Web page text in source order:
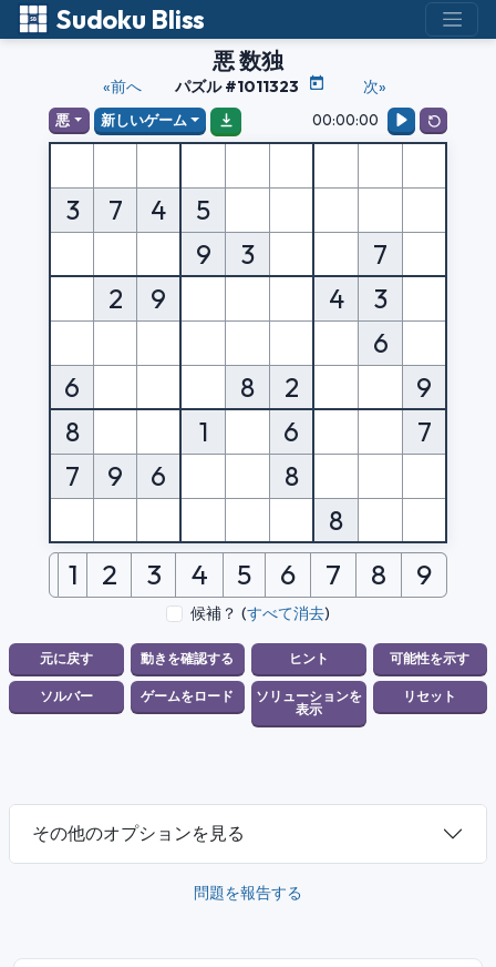
Sudoku Bliss
悪 数独
«前へ パズル #1011323 次»
悪 新しいゲーム 00:00:00
3 7 4
5
9
3
7
2
9 4
3
6
6
8 2
9
8
1 6
7
7
9 6
8
8
1 2 3 4 5 6 7 8 9
候補？ (すべて消去)
その他のオプションを見る
問題を報告する